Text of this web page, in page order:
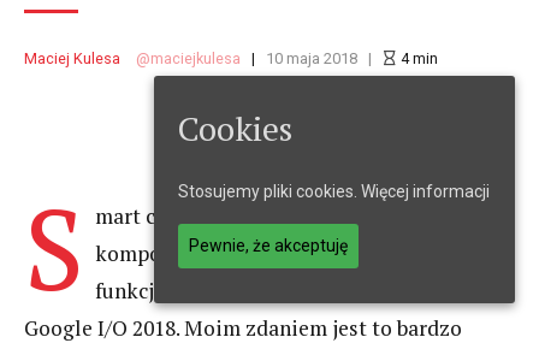
Maciej Kulesa maciejkulesa 10 maja 2018 4min
S
mart compose – inteligentne
komponowanie wiadomości w Gmail. Taka
funkcja została przedstawiona podczas
Google I/O 2018. Moim zdaniem jest to bardzo
Cookies
Stosujemy pliki cookies. Więcej informacji
Pewnie, że akceptuję